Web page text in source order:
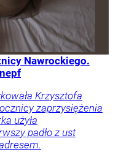
Nawrockiego.
Krzysztofa
zaprzysiężenia
użyła
padło z ust